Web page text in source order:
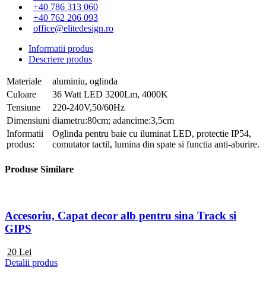
+40 786 313 060
+40 762 206 093
office@elitedesign.ro
Informatii produs
Descriere produs
Materiale
aluminiu, oglinda
Culoare
36 Watt LED 3200Lm, 4000K
Tensiune
220-240V,50/60Hz
Dimensiuni diametru:80cm; adancime:3,5cm
Informatii
produs:
Oglinda pentru baie cu iluminat LED, protectie IP54,
comutator tactil, lumina din spate si functia anti-aburire.
Produse Similare
Accesoriu, Capat decor alb pentru sina Track si
GIPS
20 Lei
Detalii produs